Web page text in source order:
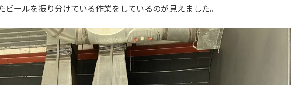
ビールを振り分けている作業をしているのが見えました。